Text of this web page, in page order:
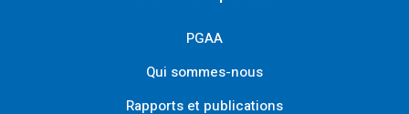
PGAA
Qui sommes-nous
Rapports et publications